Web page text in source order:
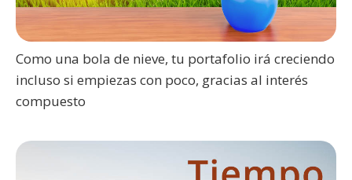
Como una bola de nieve, tu portafolio irá creciendo
incluso si empiezas con poco, gracias al interés
compuesto